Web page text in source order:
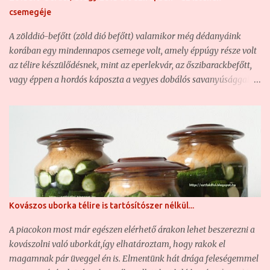
szilvák kellenek, hiszen a végeredmény minőségét erősen
befolyásolja az alapanyag minősége. Hozzávalók a
szilvabefőtthöz: - 2 kg szilva - 40 dkg kristálycukor - 1 liter
csapvíz - fahéj (o...
csemegéje
A zölddió-befőtt (zöld dió befőtt) valamikor még dédanyáink
korában egy mindennapos csemege volt, amely éppúgy része volt
az télire készülődésnek, mint az eperlekvár, az őszibarackbefőtt,
vagy éppen a hordós káposzta a vegyes dobálós savanyúsággal
éppen a porta előtt volt legalább egy szép termetes diófa,
amelyről ilyenkor június elején-közepén szüreteltek egy kevéske
zöld diót, hogy abból zölddió-befőttet, zölddió-pálinkát, vagy
éppen zölddió-likőrt készítsenek. A zöld dió ugyanis egy igazi
csoda egészségünkre gyakorolt hatása okán. Hogy ebből mennyi
marad meg benne a befőzési eljárás során, azt én nem tudom, csak
azt, hogy egy roppan finom és ízletes csemege a zölddió-befőtt,
amely sok éves feledésbe merülés után ismét reneszánszát éli. Mi
is bemutatjuk a magunk receptjét, mert hát valljuk be: a
boltokban igen csak drága, ha egyáltalán kapható (280-300
gramm/üveg = közel 1800 forint) ... Zöld dió, a ...
Kovászos uborka télire is tartósítószer nélkül...
A piacokon most már egészen elérhető árakon lehet beszerezni a
kovászolni való uborkát,így elhatároztam, hogy rakok el
magamnak pár üveggel én is. Elmentünk hát drága feleségemmel